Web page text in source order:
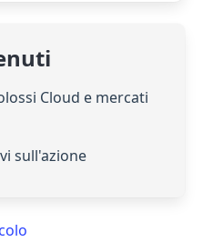
Cloud e mercati
sull'azione